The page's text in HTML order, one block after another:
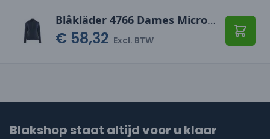
Blåkläder 4766 Dames Microfleecevest
€ 58,32 Excl. BTW
Blakshop staat altijd voor u klaar